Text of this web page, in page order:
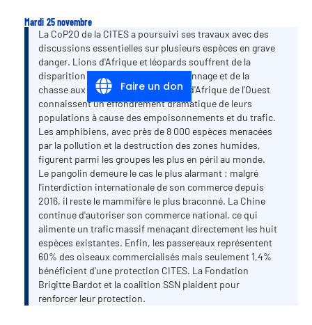
Mardi 25 novembre
La CoP20 de la CITES a poursuivi ses travaux avec des
discussions essentielles sur plusieurs espèces en grave
danger. Lions d'Afrique et léopards souffrent de la
disparition de leur habitat, du braconnage et de la
chasse aux trophées. Les vautours d'Afrique de l'Ouest
connaissent un effondrement dramatique de leurs
populations à cause des empoisonnements et du trafic.
Les amphibiens, avec près de 8 000 espèces menacées
par la pollution et la destruction des zones humides,
figurent parmi les groupes les plus en péril au monde.
Le pangolin demeure le cas le plus alarmant : malgré
l'interdiction internationale de son commerce depuis
2016, il reste le mammifère le plus braconné. La Chine
continue d'autoriser son commerce national, ce qui
alimente un trafic massif menaçant directement les huit
espèces existantes. Enfin, les passereaux représentent
60% des oiseaux commercialisés mais seulement 1,4%
bénéficient d'une protection CITES. La Fondation
Brigitte Bardot et la coalition SSN plaident pour
renforcer leur protection.
Faire un don